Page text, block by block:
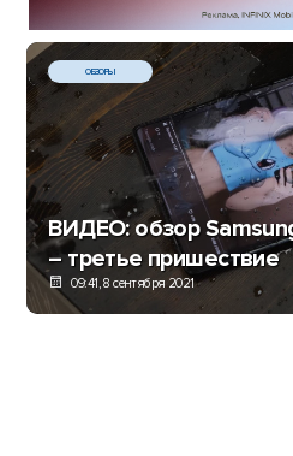
ОБЗОРЫ
ВИДЕО: обзор
– третье пришествие
09:41, 8 сентября 2021